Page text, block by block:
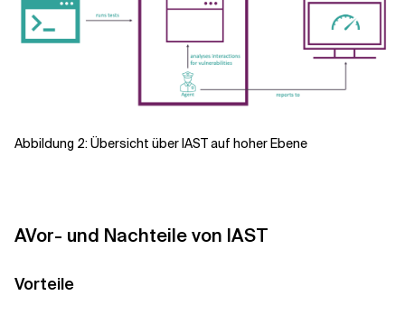
Abbildung 2: Übersicht über IAST auf hoher Ebene
AVor- und Nachteile von IAST
Vorteile